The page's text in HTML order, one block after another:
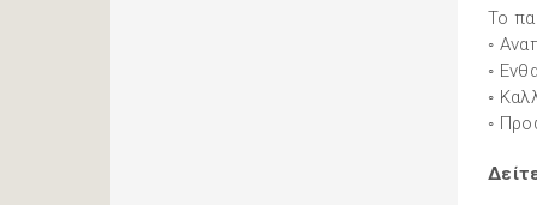
Το
◦
◦
◦
◦